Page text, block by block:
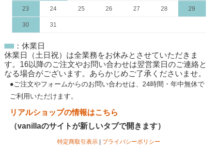
23 24 25 26 27 28 29
30 31
：休業日
休業日（土日祝）は全業務をお休みとさせていただきま
す。16以降のご注文やお問い合わせは翌営業日のご連絡と
なる場合がございます。あらかじめご了承くださいませ。
●ご注文やフォームからのお問い合わせは、 24時間・年中無休で
ご利用いただけます。
リアルショップの情報はこちら
（vanillaのサイトが新しいタブで開きます）
特定商取引表示| プライバシーポリシー